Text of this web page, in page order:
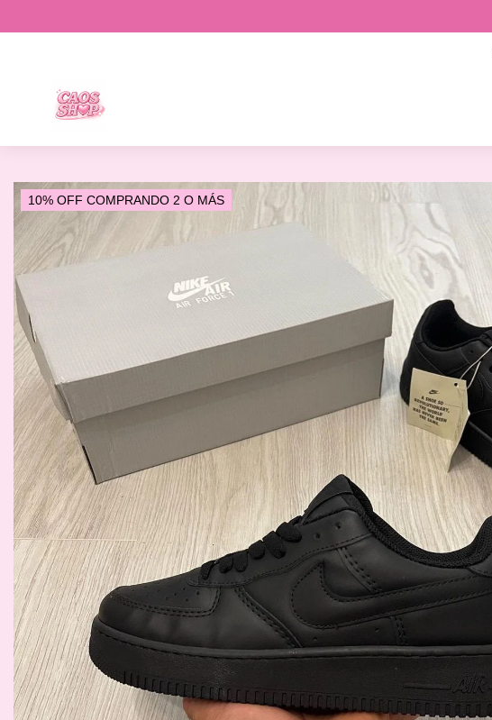
10% OFF COMPRANDO 2 O MÁS